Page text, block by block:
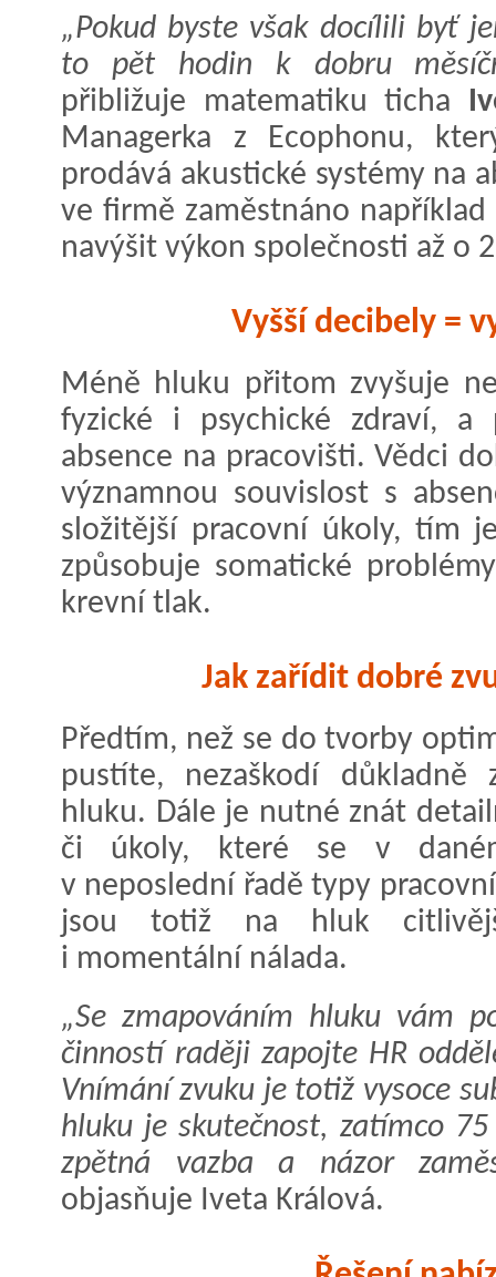
„Pokud byste však docílili byť
to pět hodin k dobru
přibližuje matematiku ticha
Managerka z Ecophonu,
prodává akustické systémy na
ve firmě zaměstnáno
navýšit výkon společnosti až o
Vyšší decibely =
Méně hluku přitom zvyšuje
fyzické i psychické zdraví,
absence na pracovišti. Vědci
významnou souvislost s
složitější pracovní úkoly, tím
způsobuje somatické
krevní tlak.
Jak zařídit dobré
Předtím, než se do tvorby
pustíte, nezaškodí
hluku. Dále je nutné znát
či úkoly, které se v
v neposlední řadě typy
jsou totiž na hluk
i momentální nálada.
„Se zmapováním hluku vám
činností raději zapojte HR
Vnímání zvuku je totiž vysoce
hluku je skutečnost, zatímco
zpětná vazba a názor
objasňuje Iveta Králová.